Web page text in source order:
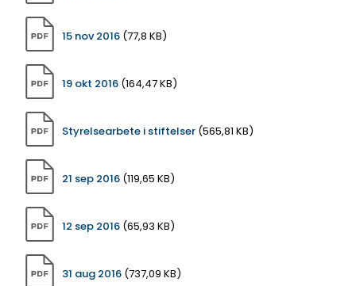
15 nov 2016 (77,8 KB)
19 okt 2016 (164,47 KB)
Styrelsearbete i stiftelser (565,81 KB)
21 sep 2016 (119,65 KB)
12 sep 2016 (65,93 KB)
31 aug 2016 (737,09 KB)